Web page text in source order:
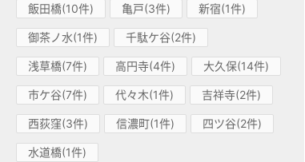
飯田橋(10件) 亀戸(3件) 新宿(1件)
御茶ノ水(1件) 千駄ケ谷(2件)
浅草橋(7件) 高円寺(4件) 大久保(14件)
市ケ谷(7件) 代々木(1件) 吉祥寺(2件)
西荻窪(3件) 信濃町(1件) 四ツ谷(2件)
水道橋(1件)